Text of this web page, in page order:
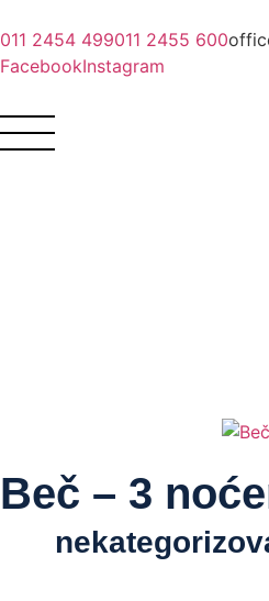
011 2454 499011 2455 600
FacebookInstagram
Beč – 3